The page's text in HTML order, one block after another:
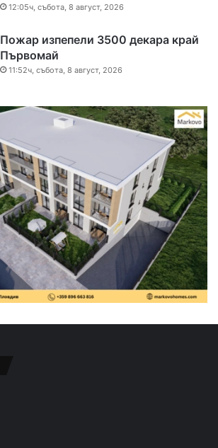
12:05ч, събота, 8 август, 2026
Пожар изпепели 3500 декара край
Първомай
11:52ч, събота, 8 август, 2026